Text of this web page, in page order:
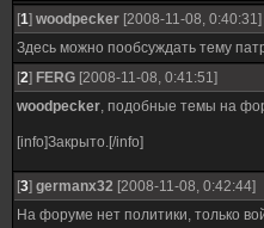
[1] woodpecker [2008-11-08, 0:40:31]
Здесь можно пообсуждать тему
[2] FERG [2008-11-08, 0:41:51]
woodpecker, подобные темы на
[info]Закрыто.[/info]
[3] germanx32 [2008-11-08, 0:42:44]
На форуме нет политики, только